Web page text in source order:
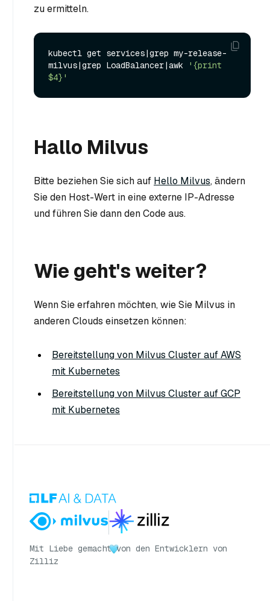
zu ermitteln.
kubectl get services|grep my-release-
milvus|grep LoadBalancer|awk
'{print
$4}'
Hallo Milvus
Bitte beziehen Sie sich auf Hello Milvus, ändern
Sie den Host-Wert in eine externe IP-Adresse
und führen Sie dann den Code aus.
Wie geht's weiter?
Wenn Sie erfahren möchten, wie Sie Milvus in
anderen Clouds einsetzen können:
Bereitstellung von Milvus Cluster auf AWS
mit Kubernetes
Bereitstellung von Milvus Cluster auf GCP
mit Kubernetes
Mit Liebe gemacht von den Entwicklern von
Zilliz